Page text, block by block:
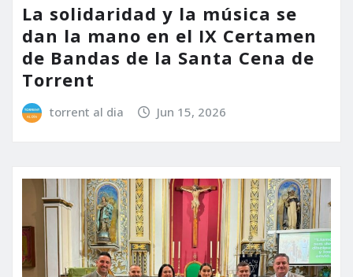
La solidaridad y la música se
dan la mano en el IX Certamen
de Bandas de la Santa Cena de
Torrent
torrent al dia Jun 15, 2026